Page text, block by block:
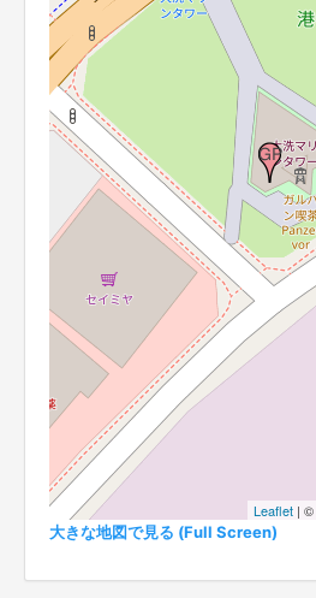
Leaflet | ©
大きな地図で見る (Full Screen)